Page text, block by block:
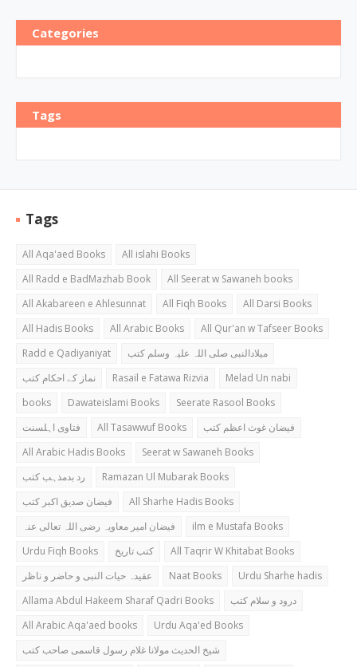
Categories
Tags
Tags
All Aqa'aed Books
All islahi Books
All Radd e BadMazhab Book
All Seerat w Sawaneh books
All Akabareen e Ahlesunnat
All Fiqh Books
All Darsi Books
All Hadis Books
All Arabic Books
All Qur'an w Tafseer Books
Radd e Qadiyaniyat
میلادالنبی صلی اللہ علیہ وسلم کتب
نماز کے احکام کتب
Rasail e Fatawa Rizvia
Melad Un nabi
books
Dawateislami Books
Seerate Rasool Books
فتاوی اہلسنت
All Tasawwuf Books
فیضان غوث اعظم کتب
All Arabic Hadis Books
Seerat w Sawaneh Books
رد بدمذہب کتب
Ramazan Ul Mubarak Books
فیضان صدیق اکبر کتب
All Sharhe Hadis Books
فیضان امیر معاویہ رضی اللہ تعالی عنہ
ilm e Mustafa Books
Urdu Fiqh Books
کتب تاریخ
All Taqrir W Khitabat Books
عقیدہ حیات النبی و حاضر و ناظر
Naat Books
Urdu Sharhe hadis
Allama Abdul Hakeem Sharaf Qadri Books
درود و سلام کتب
All Arabic Aqa'aed books
Urdu Aqa'ed Books
شیخ الحدیث مولانا غلام رسول قاسمی صاحب کتب